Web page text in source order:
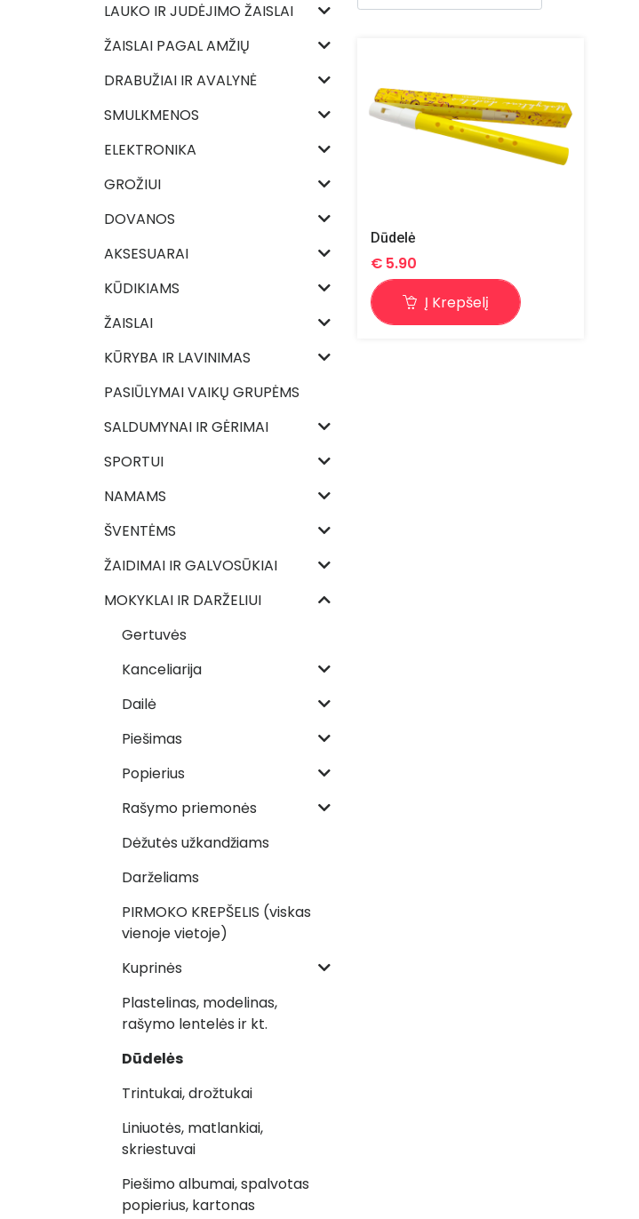
LAUKO IR JUDĖJIMO ŽAISLAI
ŽAISLAI PAGAL AMŽIŲ
DRABUŽIAI IR AVALYNĖ
SMULKMENOS
ELEKTRONIKA
GROŽIUI
DOVANOS
AKSESUARAI
KŪDIKIAMS
ŽAISLAI
KŪRYBA IR LAVINIMAS
PASIŪLYMAI VAIKŲ GRUPĖMS
SALDUMYNAI IR GĖRIMAI
SPORTUI
NAMAMS
ŠVENTĖMS
ŽAIDIMAI IR GALVOSŪKIAI
MOKYKLAI IR DARŽELIUI
Gertuvės
Kanceliarija
Dailė
Piešimas
Popierius
Rašymo priemonės
Dėžutės užkandžiams
Darželiams
PIRMOKO KREPŠELIS (viskas
vienoje vietoje)
Kuprinės
Plastelinas, modelinas,
rašymo lentelės ir kt.
Dūdelės
Trintukai, drožtukai
Liniuotės, matlankiai,
skriestuvai
Piešimo albumai, spalvotas
popierius, kartonas
Dūdelė
€ 5.90
Į Krepšelį